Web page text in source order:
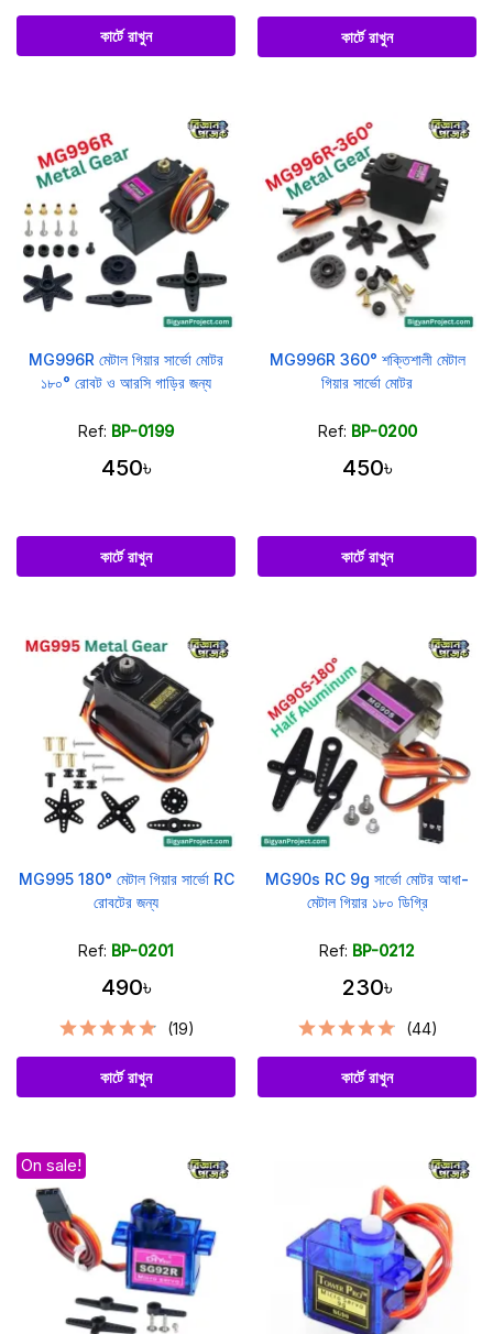
কার্টে রাখুন কার্টে রাখুন
MG996R মেটাল গিয়ার সার্ভো মোটর
১৮০° রোবট ও আরসি গাড়ির জন্য
Ref: BP-0199
450৳
কার্টে রাখুন
MG996R 360° শক্তিশালী মেটাল
গিয়ার সার্ভো মোটর
Ref: BP-0200
450৳
কার্টে রাখুন
MG995 180° মেটাল গিয়ার সার্ভো RC
রোবটের জন্য
Ref: BP-0201
490৳
(19)
কার্টে রাখুন
MG90s RC 9g সার্ভো মোটর আধা-
মেটাল গিয়ার ১৮০ ডিগ্রি
Ref: BP-0212
230৳
(44)
কার্টে রাখুন
On sale!